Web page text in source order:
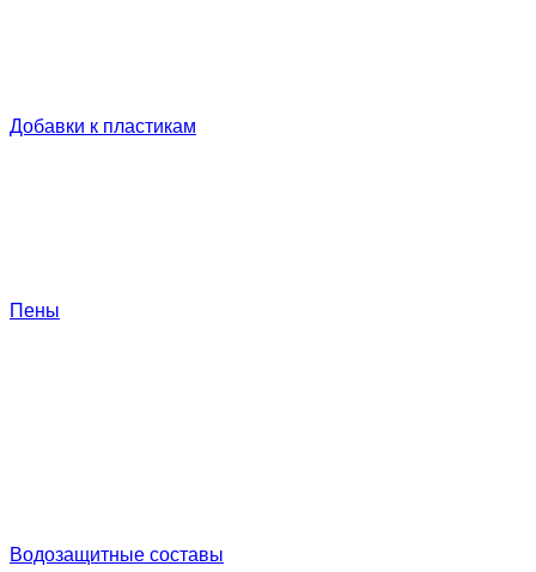
Добавки к пластикам
Пены
Водозащитные составы